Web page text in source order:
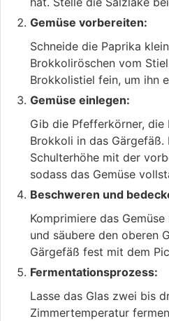
Gemüse vorbereiten:
Schneide die Paprika
Brokkoliröschen vom
Brokkolistiel fein, um ihn
Gemüse einlegen:
Gib die Pfefferkörner, die
Brokkoli in das Gärgefäß.
Schulterhöhe mit der
sodass das Gemüse
Beschweren und
Komprimiere das
und säubere den oberen
Gärgefäß fest mit dem
Fermentationsprozess:
Lasse das Glas zwei bis
Zimmertemperatur